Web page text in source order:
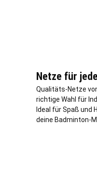
Netze für
Qualitäts-Netze
richtige Wahl für
Ideal für Spaß und
deine Badminton-